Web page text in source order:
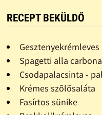
RECEPT BEKÜLDŐ
Gesztenyekrémleves
Spagetti alla
Csodapalacsinta -
Krémes szõlõsaláta
Fasírtos sünike